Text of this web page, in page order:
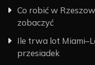
Co robić w
zobaczyć
Ile trwa lot
przesiadek